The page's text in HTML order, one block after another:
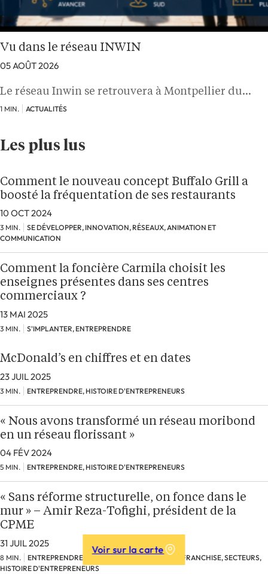
Voir sur la carte
Vu dans le réseau INWIN
05 AOÛT 2026
Le réseau Inwin se retrouvera à Montpellier du…
1 MIN. ACTUALITÉS
Les plus lus
Comment le nouveau concept Buffalo Grill a
boosté la fréquentation de ses restaurants
10 OCT 2024
3 MIN.
SE DÉVELOPPER, INNOVATION, RÉSEAUX, ANIMATION ET
COMMUNICATION
Comment la foncière Carmila choisit les
enseignes présentes dans ses centres
commerciaux ?
13 MAI 2025
3 MIN. S'IMPLANTER, ENTREPRENDRE
McDonald’s en chiffres et en dates
23 JUIL 2025
3 MIN. ENTREPRENDRE, HISTOIRE D'ENTREPRENEURS
« Nous avons transformé un réseau moribond
en un réseau florissant »
04 FÉV 2024
5 MIN. ENTREPRENDRE, HISTOIRE D'ENTREPRENEURS
« Sans réforme structurelle, on fonce dans le
mur » – Amir Reza-Tofighi, président de la
CPME
31 JUIL 2025
8 MIN.
ENTREPRENDRE, RÉSEAUX, COMPRENDRE LA FRANCHISE, SECTEURS,
HISTOIRE D'ENTREPRENEURS